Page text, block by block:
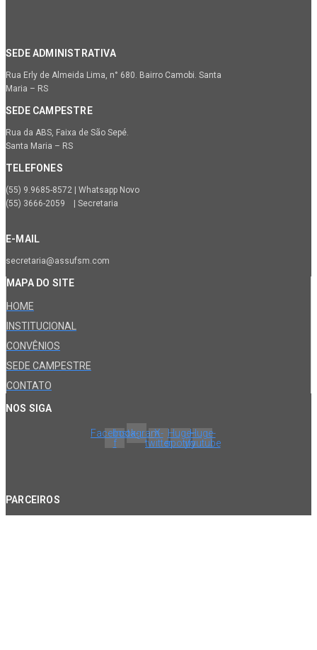
SEDE ADMINISTRATIVA
Rua Erly de Almeida Lima, n° 680. Bairro Camobi. Santa
Maria – RS
SEDE CAMPESTRE
Rua da ABS, Faixa de São Sepé.
Santa Maria – RS
TELEFONES
(55) 9.9685-8572 | Whatsapp Novo
(55) 3666-2059 | Secretaria
E-MAIL
secretaria@assufsm.com
MAPA DO SITE
HOME
INSTITUCIONAL
CONVÊNIOS
SEDE CAMPESTRE
CONTATO
NOS SIGA
Facebook-
f
InstagramX-
twitter
Huge-
spotify
Huge-
youtube
PARCEIROS